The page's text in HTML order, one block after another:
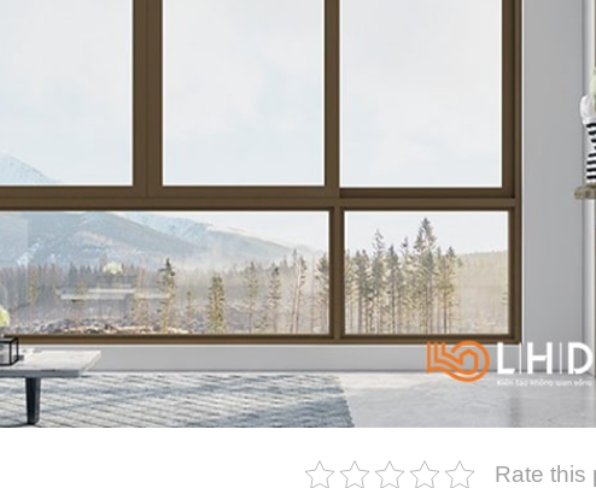
Rate this